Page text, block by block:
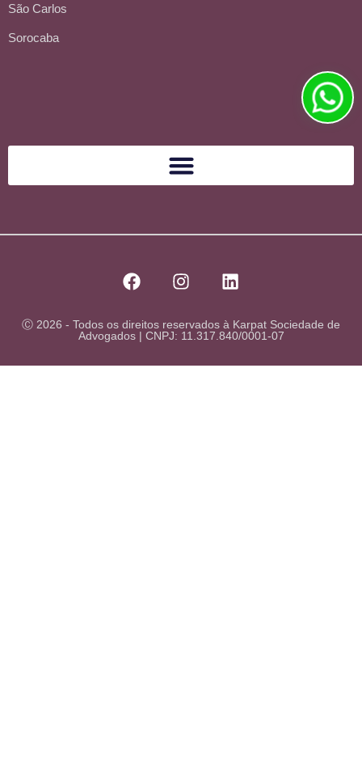
São Carlos
Sorocaba
Ⓒ 2026 - Todos os direitos reservados à Karpat Sociedade de
Advogados | CNPJ: 11.317.840/0001-07